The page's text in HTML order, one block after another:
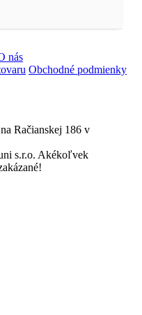
nás
Obchodné podmienky
na Račianskej 186 v
s.r.o. Akékoľvek